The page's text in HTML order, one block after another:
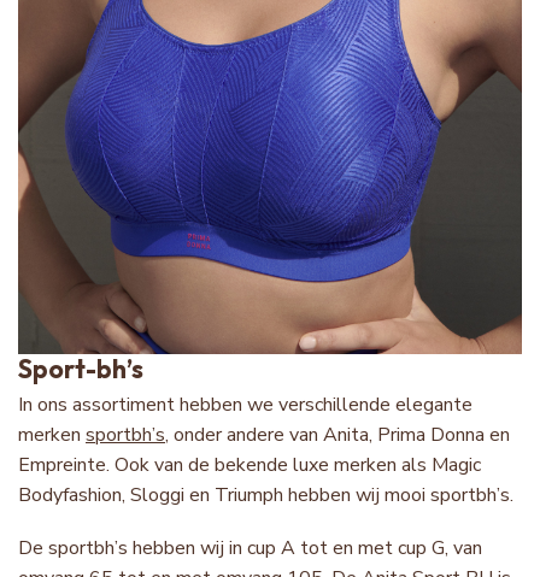
Sport-bh’s
In ons assortiment hebben we verschillende elegante
merken sportbh’s, onder andere van Anita, Prima Donna en
Empreinte. Ook van de bekende luxe merken als Magic
Bodyfashion, Sloggi en Triumph hebben wij mooi sportbh’s.
De sportbh’s hebben wij in cup A tot en met cup G, van